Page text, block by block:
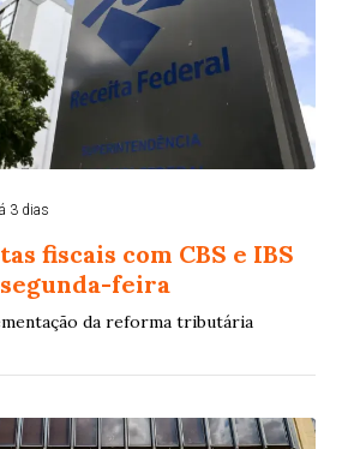
3 dias
fiscais com CBS e IBS
feira
da reforma tributária